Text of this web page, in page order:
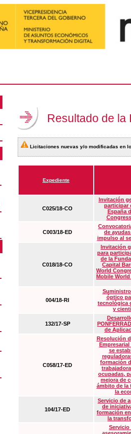
Resultado de la
Licitaciones nuevas y/o modificadas en
Expediente
C025/18-CO
Invitación
participar
España
C003/18-ED
de
impulso al
C018/18-CO
Invitación
para
de la
Capital
World
Mobile
004/18-RI
óptico
tecnológica
y
132/17-SP
de
C058/17-ED
Resolución
Empresarial
se
formación
ocupadas,
mejora de
ámbito de la
la
104/17-ED
Servicio de
de
formación
la
Servicio